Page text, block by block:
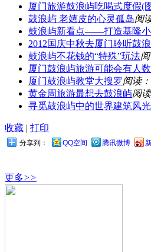
厦门旅游鼓浪屿吃喝式度假(
鼓浪屿 老嬉皮的心灵孤岛阅
鼓浪屿新看点——打造基隆
2012国庆中秋去厦门聆听鼓浪
鼓浪屿不花钱的“特殊”玩法
厦门鼓浪屿旅游可能会有人数
厦门鼓浪屿教堂大搜罗阅读
黄金周旅游最想去鼓浪屿阅
寻觅鼓浪屿中的世界建筑风光
收藏 | 打印
分享到： QQ空间 腾讯微博
更多>>